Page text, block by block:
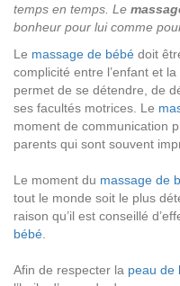
temps en temps. Le
bonheur pour lui comme
Le massage de bébé doit
complicité entre l’enfant et
permet de se détendre, de
ses facultés motrices. Le
moment de communication
parents qui sont souvent
Le moment du massage de
tout le monde soit le plus
raison qu’il est conseillé
bébé
Afin de respecter la peau de